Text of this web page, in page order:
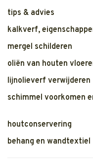
tips & advies
kalkverf,
mergel schilderen
oliën van houten
lijnolieverf verwijderen
schimmel voorkomen
houtconservering
behang en wandtextiel